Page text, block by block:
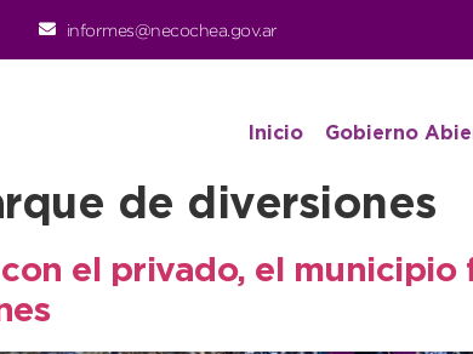
informes@necochea.gov.ar
Inicio Gobierno
de diversiones
el privado, el municipio